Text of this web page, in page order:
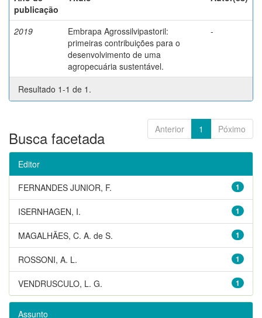
publicação
2019
Embrapa Agrossilvipastoril:
primeiras contribuições para o
desenvolvimento de uma
agropecuária sustentável.
-
Resultado 1-1 de 1.
Anterior 1 Póximo
Busca facetada
Editor
1
FERNANDES JUNIOR, F.
1
ISERNHAGEN, I.
1
MAGALHÃES, C. A. de S.
1
ROSSONI, A. L.
1
VENDRUSCULO, L. G.
Assunto